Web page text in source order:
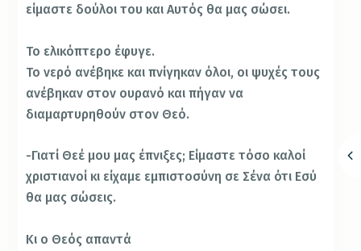
είμαστε δούλοι του και Aυτός θα μας σώσει.
Το ελικόπτερο έφυγε.
Το νερό ανέβηκε και πνίγηκαν όλοι, οι ψυχές τους
ανέβηκαν στον ουρανό και πήγαν να
διαμαρτυρηθούν στον Θεό.
-Γιατί Θεέ μου μας έπνιξες; Eίμαστε τόσο καλοί
χριστιανοί κι είχαμε εμπιστοσύνη σε Σένα ότι Eσύ
θα μας σώσεις.
Κι ο Θεός απαντά